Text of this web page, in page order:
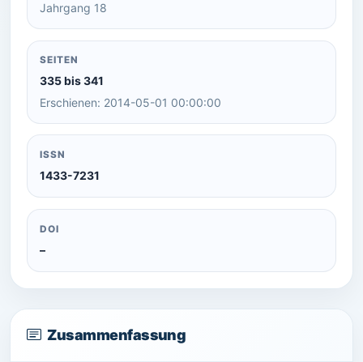
Jahrgang 18
SEITEN
335 bis 341
Erschienen: 2014-05-01 00:00:00
ISSN
1433-7231
DOI
–
Zusammenfassung